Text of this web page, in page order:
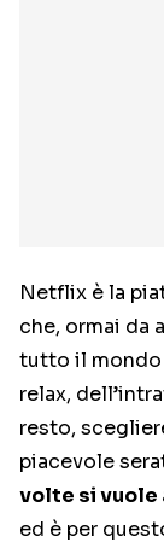
Netflix è la
che, ormai da
tutto il mondo
relax,
resto,
piacevole
volte si vuole
ed è per